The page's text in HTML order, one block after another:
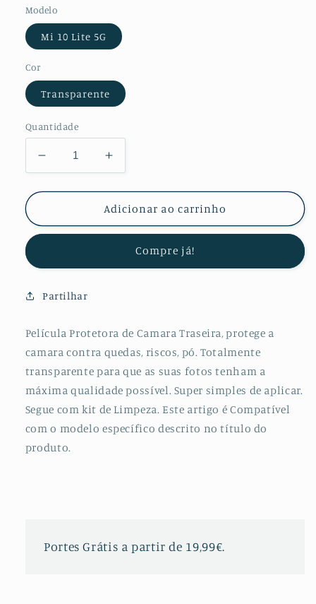
Modelo
Mi 10 Lite 5G
Cor
Transparente
Quantidade
Diminuir
a
quantidade
Película
Câmara
para
Mi
10
5G
Aumentar
a
quantidade
de
Película
Câmara
Mi
10
5G
Adicionar ao carrinho
Compre já!
Partilhar
Película Protetora de Camara Traseira, protege a
camara contra quedas, riscos, pó. Totalmente
transparente para que as suas fotos tenham a
máxima qualidade possível. Super simples de aplicar.
Segue com kit de Limpeza. Este artigo é Compatível
com o modelo específico descrito no título do
produto.
Portes Grátis a partir de 19,99€.